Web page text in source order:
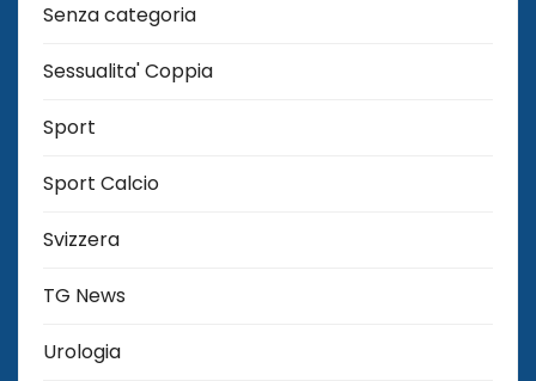
Senza categoria
Sessualita' Coppia
Sport
Sport Calcio
Svizzera
TG News
Urologia